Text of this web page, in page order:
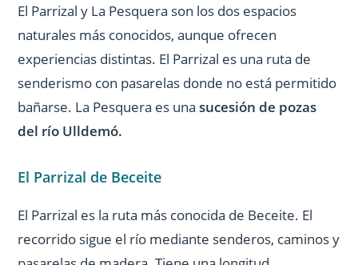
El Parrizal y La Pesquera son los dos espacios
naturales más conocidos, aunque ofrecen
experiencias distintas. El Parrizal es una ruta de
senderismo con pasarelas donde no está permitido
bañarse. La Pesquera es unasucesión de pozas
del río Ulldemó.
El Parrizal de Beceite
El Parrizal es la ruta más conocida de Beceite. El
recorrido sigue el río mediante senderos, caminos y